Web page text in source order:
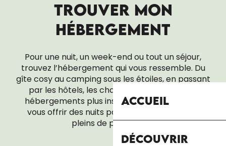
Accueil
Découvrir
TROUVER MON
HÉBERGEMENT
Pour une nuit, un week-end ou tout un séjour,
trouvez l’hébergement qui vous ressemble. Du
gîte cosy au camping sous les étoiles, en passant
par les hôtels, les chambres d’hôtes ou les
hébergements plus insolites, tout est là pour
vous offrir des nuits paisibles… et des réveils
pleins de promesses.